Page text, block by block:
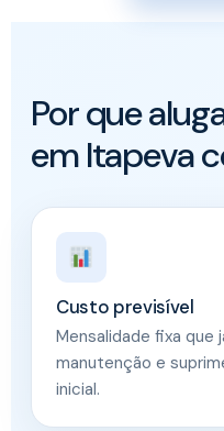
Por que
em Itapeva
Custo previsível
Mensalidade fixa que
manutenção e
inicial.